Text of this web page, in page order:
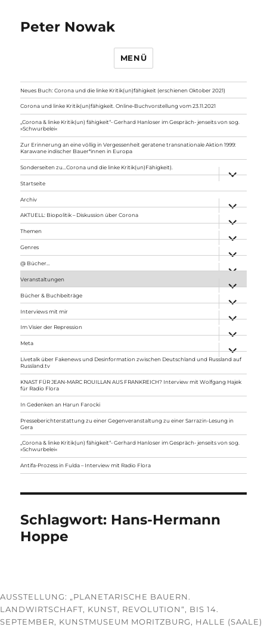
Peter Nowak
MENÜ
Neues Buch: Corona und die linke Kritik(un)fähigkeit (erschienen Oktober 2021)
Corona und linke Kritik(un)fähigkeit. Online-Buchvorstellung vom 23.11.2021
„Corona & linke Kritik(un) fähigkeit“- Gerhard Hanloser im Gespräch- jenseits von sog.
»Schwurbelei«
Zur Erinnerung an eine völlig in Vergessenheit geratene transnationale Aktion 1999:
Karawane indischer Bauer*innen in Europa
Sonderseiten zu…Corona und die linke Kritik(un)Fähigkeit).
anzeigen
Startseite
Archiv
anzeigen
AKTUELL: Biopolitik – Diskussion über Corona
anzeigen
Themen
anzeigen
Genres
anzeigen
@ Bücher…
Veranstaltungen
anzeigen
Bücher & Buchbeiträge
anzeigen
Interviews mit mir
anzeigen
Im Visier der Repression
anzeigen
Meta
anzeigen
Livetalk über Fakenews und Desinformation zwischen Deutschland und Russland auf
Russland.tv
KNAST FÜR JEAN-MARC ROUILLAN AUS FRANKREICH? Interview mit Wolfgang Hajek
für Radio Flora
In Gedenken an Harun Farocki
Presseberichterstattung zu einer Gegenveranstaltung zu einer Sarrazin-Lesung in
Gera
„Corona & linke Kritik(un) fähigkeit“- Gerhard Hanloser im Gespräch- jenseits von sog.
»Schwurbelei«
Antifa-Prozess in Fulda – Interview mit Radio Flora
Schlagwort: Hans-Hermann
Hoppe
AUSSTELLUNG: „PLANETARISCHE BAUERN.
LANDWIRTSCHAFT, KUNST, REVOLUTION“, BIS 14.
SEPTEMBER, KUNSTMUSEUM MORITZBURG, HALLE (SAALE)